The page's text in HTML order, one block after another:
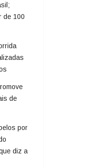
de 100
de
por
diz a